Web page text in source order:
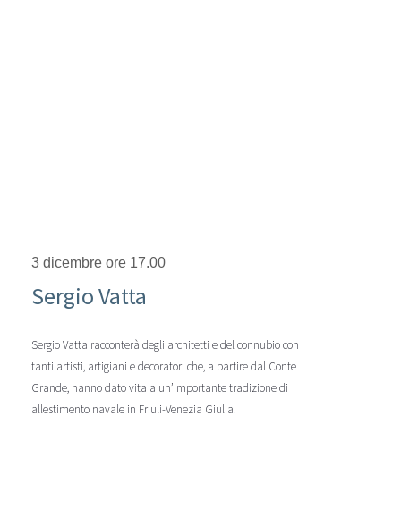
3 dicembre ore 17.00
Sergio Vatta
Sergio Vatta racconterà degli architetti e del connubio con
tanti artisti, artigiani e decoratori che, a partire dal Conte
Grande, hanno dato vita a un’importante tradizione di
allestimento navale in Friuli-Venezia Giulia.